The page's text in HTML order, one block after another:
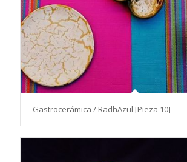
Gastrocerámica / RadhAzul [Pieza 10]